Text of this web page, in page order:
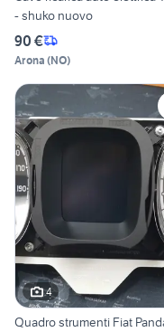
- shuko nuovo
90 €
Arona (NO)
4
Quadro strumenti Fiat